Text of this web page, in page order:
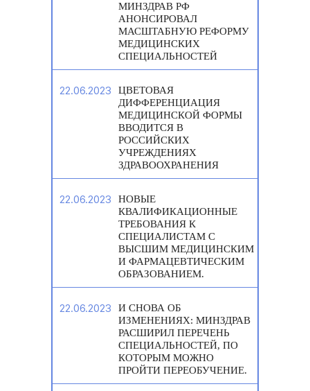
МИНЗДРАВ РФ
АНОНСИРОВАЛ
МАСШТАБНУЮ РЕФОРМУ
МЕДИЦИНСКИХ
СПЕЦИАЛЬНОСТЕЙ
22.06.2023
ЦВЕТОВАЯ
ДИФФЕРЕНЦИАЦИЯ
МЕДИЦИНСКОЙ ФОРМЫ
ВВОДИТСЯ В
РОССИЙСКИХ
УЧРЕЖДЕНИЯХ
ЗДРАВООХРАНЕНИЯ
22.06.2023
НОВЫЕ
КВАЛИФИКАЦИОННЫЕ
ТРЕБОВАНИЯ К
СПЕЦИАЛИСТАМ С
ВЫСШИМ МЕДИЦИНСКИМ
И ФАРМАЦЕВТИЧЕСКИМ
ОБРАЗОВАНИЕМ.
22.06.2023
И СНОВА ОБ
ИЗМЕНЕНИЯХ: МИНЗДРАВ
РАСШИРИЛ ПЕРЕЧЕНЬ
СПЕЦИАЛЬНОСТЕЙ, ПО
КОТОРЫМ МОЖНО
ПРОЙТИ ПЕРЕОБУЧЕНИЕ.